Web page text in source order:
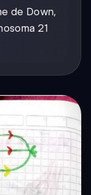
de Down,
21